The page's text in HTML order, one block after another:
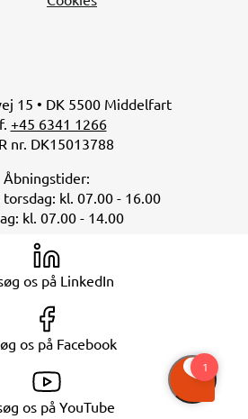
15 • DK 5500 Middelfart
+45 6341 1266
nr. DK15013788
Åbningstider:
kl. 07.00 - 16.00
kl. 07.00 - 14.00
os på LinkedIn
os på Facebook
os på YouTube